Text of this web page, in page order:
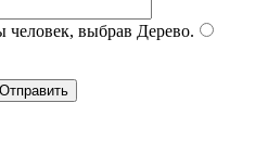
человек, выбрав Дерево.